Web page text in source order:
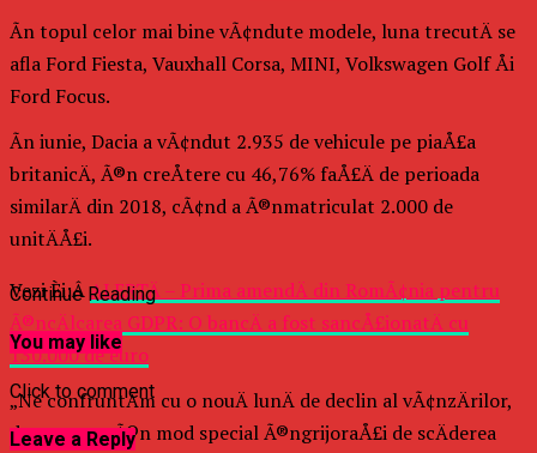
Ãn topul celor mai bine vÃ¢ndute modele, luna trecutÄ se
afla Ford Fiesta, Vauxhall Corsa, MINI, Volkswagen Golf Åi
Ford Focus.
Ãn iunie, Dacia a vÃ¢ndut 2.935 de vehicule pe piaÅ£a
britanicÄ, Ã®n creÅtere cu 46,76% faÅ£Ä de perioada
similarÄ din 2018, cÃ¢nd a Ã®nmatriculat 2.000 de
unitÄÅ£i.
Vezi Èi:ÂALERTÄ – Prima amendÄ din RomÃ¢nia pentru
Ã®ncÄlcarea GDPR: O bancÄ a fost sancÅ£ionatÄ cu
130.000 de euro
„Ne confruntÄm cu o nouÄ lunÄ de declin al vÃ¢nzÄrilor,
dar suntem Ã®n mod special Ã®ngrijoraÅ£i de scÄderea
Continue Reading
You may like
Click to comment
Leave a Reply